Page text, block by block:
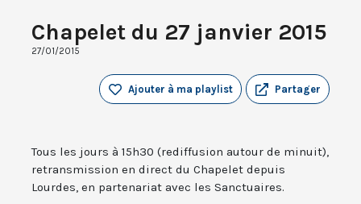
Chapelet du 27 janvier 2015
27/01/2015
Partager
Ajouter à ma playlist
Tous les jours à 15h30 (rediffusion autour de minuit),
retransmission en direct du Chapelet depuis
Lourdes, en partenariat avec les Sanctuaires.